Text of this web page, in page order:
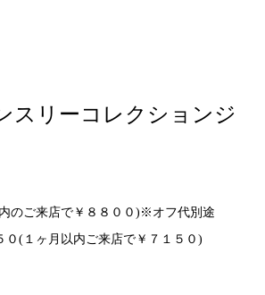
リーコレクションジ
のご来店で￥８８００)※オフ代別途
０(１ヶ月以内ご来店で￥７１５０)